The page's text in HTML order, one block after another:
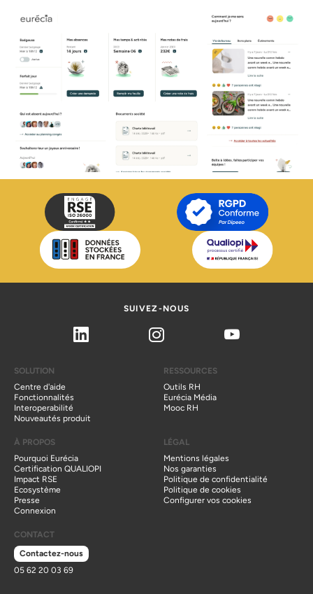
SUIVEZ-NOUS
Instagram Youtube
SOLUTION
Centre d'aide
Fonctionnalités
Interoperabilité
Nouveautés produit
RESSOURCES
Outils RH
Eurécia Média
Mooc RH
À PROPOS
Pourquoi Eurécia
Certification QUALIOPI
Impact RSE
Ecosystème
Presse
Connexion
LÉGAL
Mentions légales
Nos garanties
Politique de confidentialité
Politique de cookies
Configurer vos cookies
CONTACT
Contactez-nous
05 62 20 03 69